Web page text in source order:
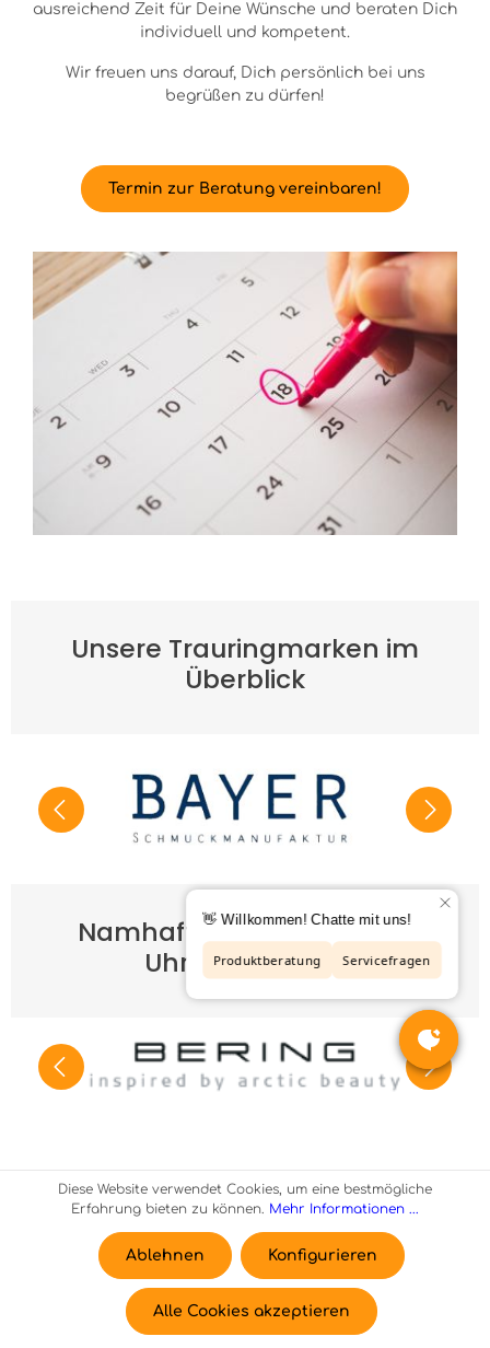
ausreichend Zeit für Deine Wünsche und beraten Dich
individuell und kompetent.
Wir freuen uns darauf, Dich persönlich bei uns
begrüßen zu dürfen!
Termin zur Beratung vereinbaren!
Unsere Trauringmarken im
Überblick
Namhafte Schmuck- und
Uhrenhersteller
Service-Hotline
Shop Service
Informationen
Diese Website verwendet Cookies, um eine bestmögliche
Erfahrung bieten zu können. Mehr Informationen ...
Ablehnen Konfigurieren
Alle Cookies akzeptieren